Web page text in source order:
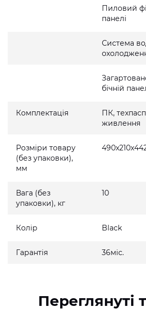
Пиловий
панелі
Система
бічній
Комплектація
ПК,
живлення
Розміри товару
(без упаковки),
мм
Вага (без
упаковки), кг
10
Колір Black
Гарантія 36міс.
Переглянуті